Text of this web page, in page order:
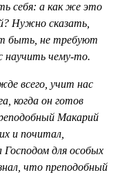
себя: а как же это
Нужно сказать,
быть, не требуют
научить чему-то.
всего, учит нас
когда он готов
Макарий
и почитал,
Господом для особых
что преподобный